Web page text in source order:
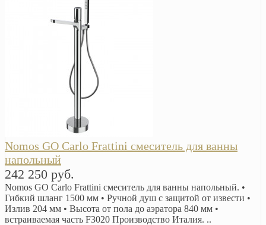
Nomos GO Carlo Frattini смеситель для ванны
напольный
242 250 руб.
Nomos GO Carlo Frattini смеситель для ванны напольный. •
Гибкий шланг 1500 мм • Ручной душ с защитой от извести •
Излив 204 мм • Высота от пола до аэратора 840 мм •
встраиваемая часть F3020 Производство Италия. ..